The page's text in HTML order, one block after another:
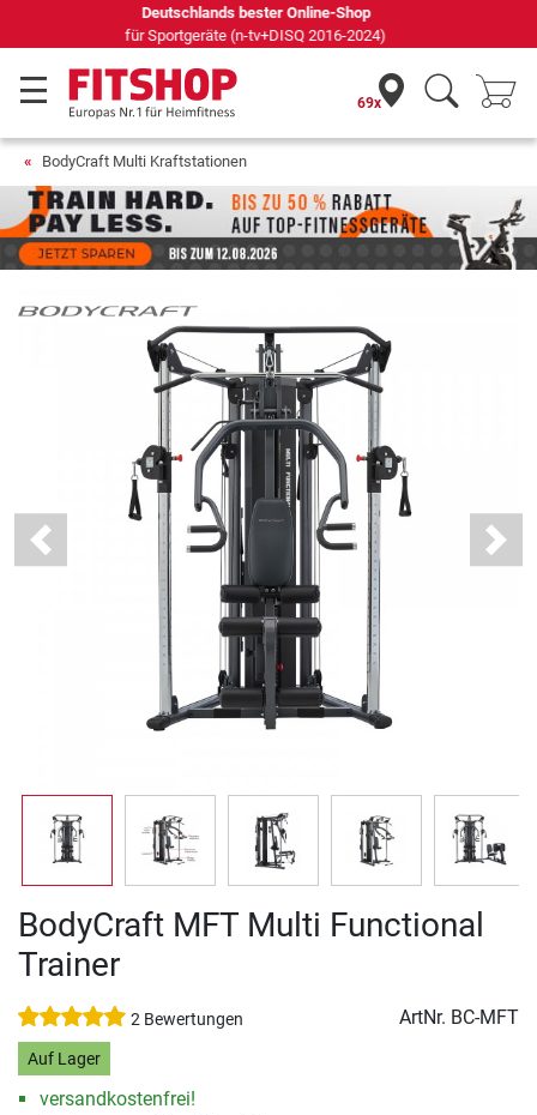
Seit 42 Jahren Ihr Experte für Heimfitness
69x
BodyCraft Multi Kraftstationen
Previous Next
BodyCraft MFT Multi Functional
Trainer
2 Bewertungen ArtNr. BC-MFT
Auf Lager
versandkostenfrei!